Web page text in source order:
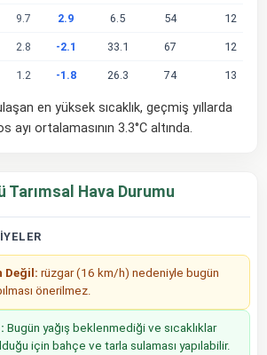
9.7 2.9 6.5 54 12
2.8 -2.1 33.1 67 12
1.2 -1.8 26.3 74 13
en yüksek sıcaklık, geçmiş yıllarda
ayı ortalamasının 3.3°C altında.
Tarımsal Hava Durumu
Değil: rüzgar (16 km/h) nedeniyle bugün
önerilmez.
Bugün yağış beklenmediği ve sıcaklıklar
için bahçe ve tarla sulaması yapılabilir.